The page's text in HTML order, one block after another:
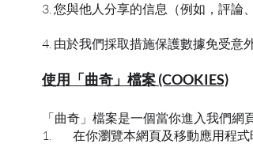
3. 您與他人分享的信息（例如，評論
4. 由於我們採取措施保護數據免受意
使用「曲奇」檔案 (COOKIES)
「曲奇」檔案是一個當你進入我們
1. 在你瀏覽本網頁及移動應用程式